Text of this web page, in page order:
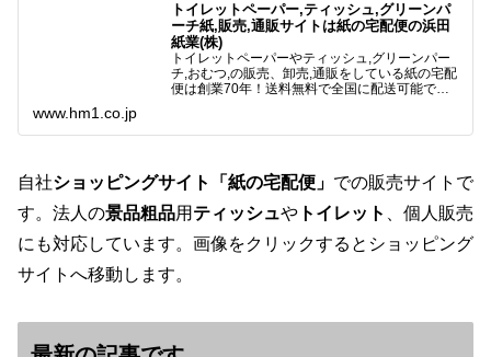
トイレットペーパー,ティッシュ,グリーンパ
ーチ紙,販売,通販サイトは紙の宅配便の浜田
紙業(株)
トイレットペーパーやティッシュ,グリーンパー
チ,おむつ,の販売、卸売,通販をしている紙の宅配
便は創業70年！送料無料で全国に配送可能で
様と歩んでまいりま…
www.hm1.co.jp
自社ショッピングサイト「紙の宅配便」 での販売サイトで
す。法人の景品粗品用 ティッシュや トイレット
、個人販売
にも対応しています。画像をクリックするとショッピング
サイトへ移動します。